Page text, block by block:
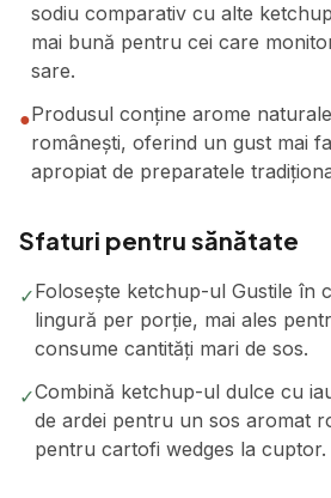
sodiu comparativ cu alte
mai bună pentru cei care
sare.
●Produsul conține arome
românești, oferind un gust mai
apropiat de preparatele
Sfaturi pentru sănătate
✓Folosește ketchup-ul Gustile în
lingură per porție, mai ales
consume cantități mari de sos.
✓Combină ketchup-ul dulce cu
de ardei pentru un sos aromat
pentru cartofi wedges la cuptor.